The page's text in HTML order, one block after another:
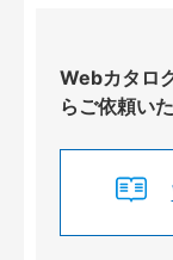
Webカタロ
らご依頼い